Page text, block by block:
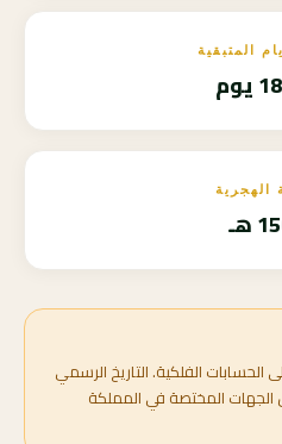
المتبقية
الهجرية
هـ
الحسابات الفلكية. التاريخ الرسمي
الجهات المختصة في المملكة